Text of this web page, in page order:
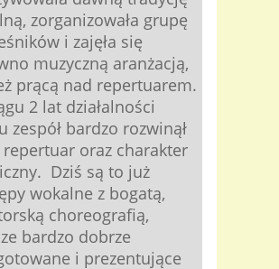
zorganizowała grupę
i zajęła się
muzyczną aranżacją,
prącą nad repertuarem.
2 lat działalności
zespół bardzo rozwinął
oraz charakter
Dziś są to już
wokalne z bogatą,
choreografią,
bardzo dobrze
i prezentujące